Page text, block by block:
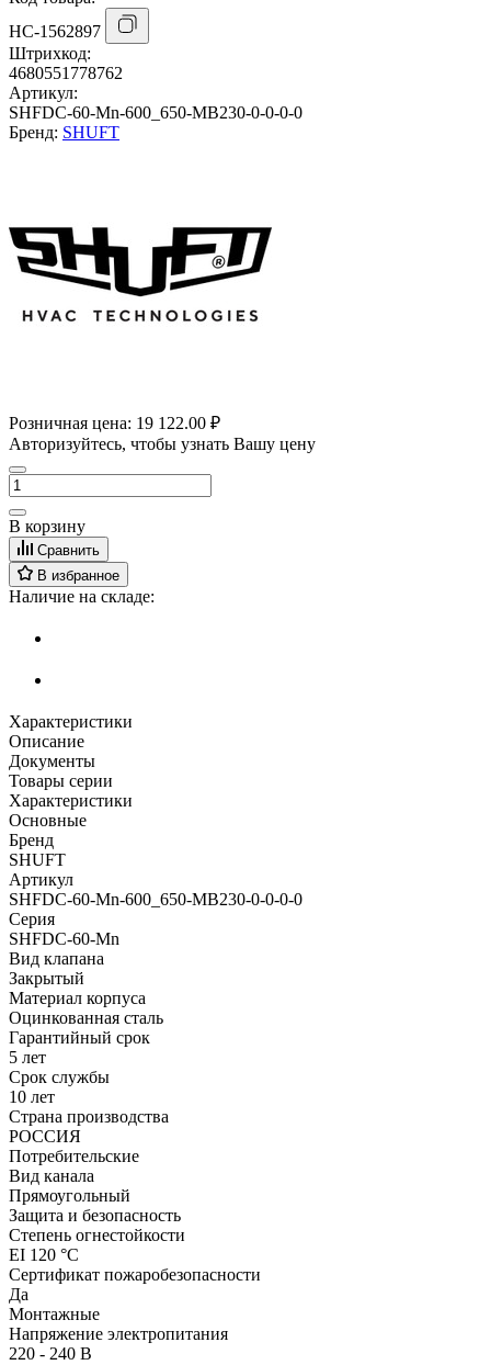
НС-1562897
Штрихкод:
4680551778762
Артикул:
SHFDC-60-Mn-600_650-MB230-0-0-0-0
Бренд: SHUFT
Розничная цена: 19 122.00 ₽
Авторизуйтесь, чтобы узнать Вашу цену
В корзину
Сравнить
В избранное
Наличие на складе:
Характеристики
Описание
Документы
Товары серии
Характеристики
Основные
Бренд
SHUFT
Артикул
SHFDC-60-Mn-600_650-MB230-0-0-0-0
Серия
SHFDC-60-Mn
Вид клапана
Закрытый
Материал корпуса
Оцинкованная сталь
Гарантийный срок
5 лет
Срок службы
10 лет
Страна производства
РОССИЯ
Потребительские
Вид канала
Прямоугольный
Защита и безопасность
Степень огнестойкости
EI 120 °С
Сертификат пожаробезопасности
Да
Монтажные
Напряжение электропитания
220 - 240 В